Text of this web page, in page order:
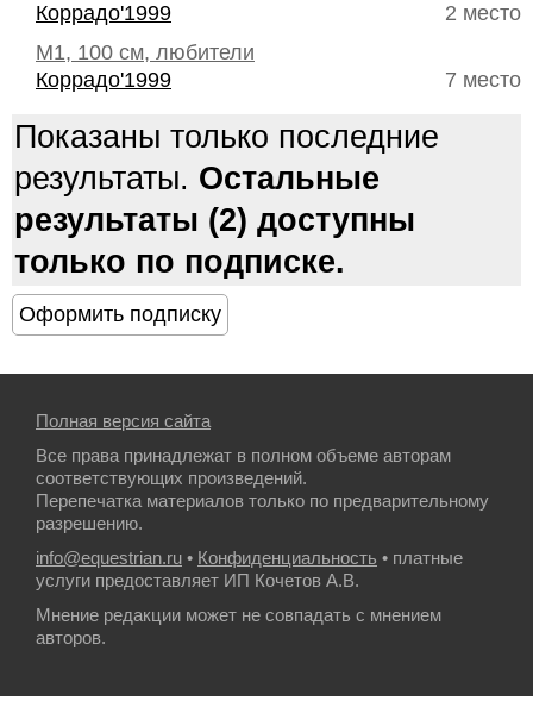
2 место
Коррадо'1999
М1, 100 см, любители
7 место
Коррадо'1999
Показаны только последние
результаты. Остальные
результаты (2) доступны
только по подписке.
Полная версия сайта
Все права принадлежат в полном объеме авторам
соответствующих произведений.
Перепечатка материалов только по предварительному
разрешению.
info@equestrian.ru • Конфиденциальность • платные
услуги предоставляет ИП Кочетов А.В.
Мнение редакции может не совпадать с мнением
авторов.